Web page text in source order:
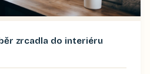
zrcadla do interiéru